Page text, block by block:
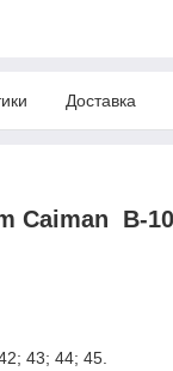
Доставка
Caiman B-
43; 44; 45.